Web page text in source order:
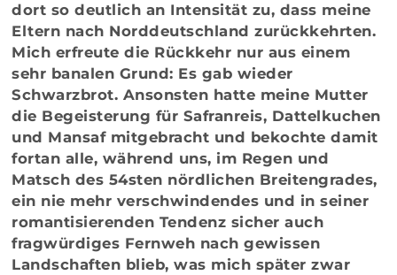
dort so deutlich an Intensität zu, dass meine
Eltern nach Norddeutschland zurückkehrten.
Mich erfreute die Rückkehr nur aus einem
sehr banalen Grund: Es gab wieder
Schwarzbrot. Ansonsten hatte meine Mutter
die Begeisterung für Safranreis, Dattelkuchen
und Mansaf mitgebracht und bekochte damit
fortan alle, während uns, im Regen und
Matsch des 54sten nördlichen Breitengrades,
ein nie mehr verschwindendes und in seiner
romantisierenden Tendenz sicher auch
fragwürdiges Fernweh nach gewissen
Landschaften blieb, was mich später zwar